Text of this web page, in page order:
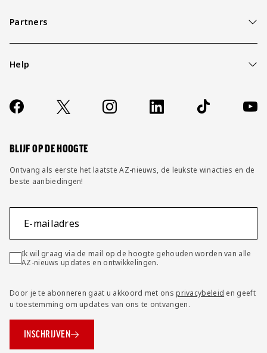
Partners
Help
Contact
FAQ
Socials
https://www.facebook.com/AZAlkmaar
X Instagram LinkedIn TikTok
BLIJF OP DE HOOGTE
Ontvang als eerste het laatste AZ-nieuws, de leukste winacties en de
beste aanbiedingen!
E-mailadres
Ik wil graag via de mail op de hoogte gehouden worden van alle
AZ-nieuws updates en ontwikkelingen.
Door je te abonneren gaat u akkoord met onsprivacybeleid en geeft
u toestemming om updates van ons te ontvangen.
INSCHRIJVEN